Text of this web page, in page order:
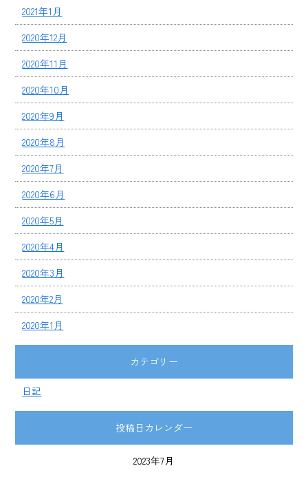
2021年1月
2020年12月
2020年11月
2020年10月
2020年9月
2020年8月
2020年7月
2020年6月
2020年5月
2020年4月
2020年3月
2020年2月
2020年1月
カテゴリー
日記
投稿日カレンダー
2023年7月